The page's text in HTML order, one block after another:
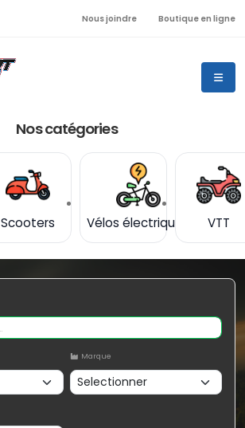
Nous joindre Boutique en ligne
Nos catégories
Scooters Vélos électriques VTT
Marque